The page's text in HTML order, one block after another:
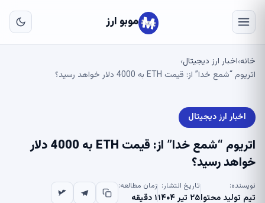
موبو ارز
خانه›اخبار ارز دیجیتال›
اتریوم “شمع خدا” از: قیمت ETH به 4000 دلار خواهد رسید؟
اخبار ارز دیجیتال
اتریوم “شمع خدا” از: قیمت ETH به 4000 دلار
خواهد رسید؟
نویسنده:
تیم تولید محتوا
تاریخ انتشار:
۲۵ تیر ۱۴۰۴
زمان مطالعه:
۱ دقیقه